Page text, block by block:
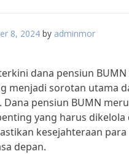
8, 2024 by adminmor
dana pensiun BUMN
menjadi sorotan utama
Dana pensiun BUMN
yang harus dikelola
kesejahteraan para
depan.